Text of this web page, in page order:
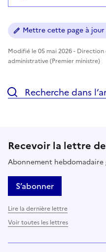
Mettre cette page à jour
Modifié le 05 mai 2026 -
administrative (Premier ministre)
Recherche dans
Recevoir la lettre
Abonnement
S’abonner
Lire la dernière lettre
Voir toutes les lettres